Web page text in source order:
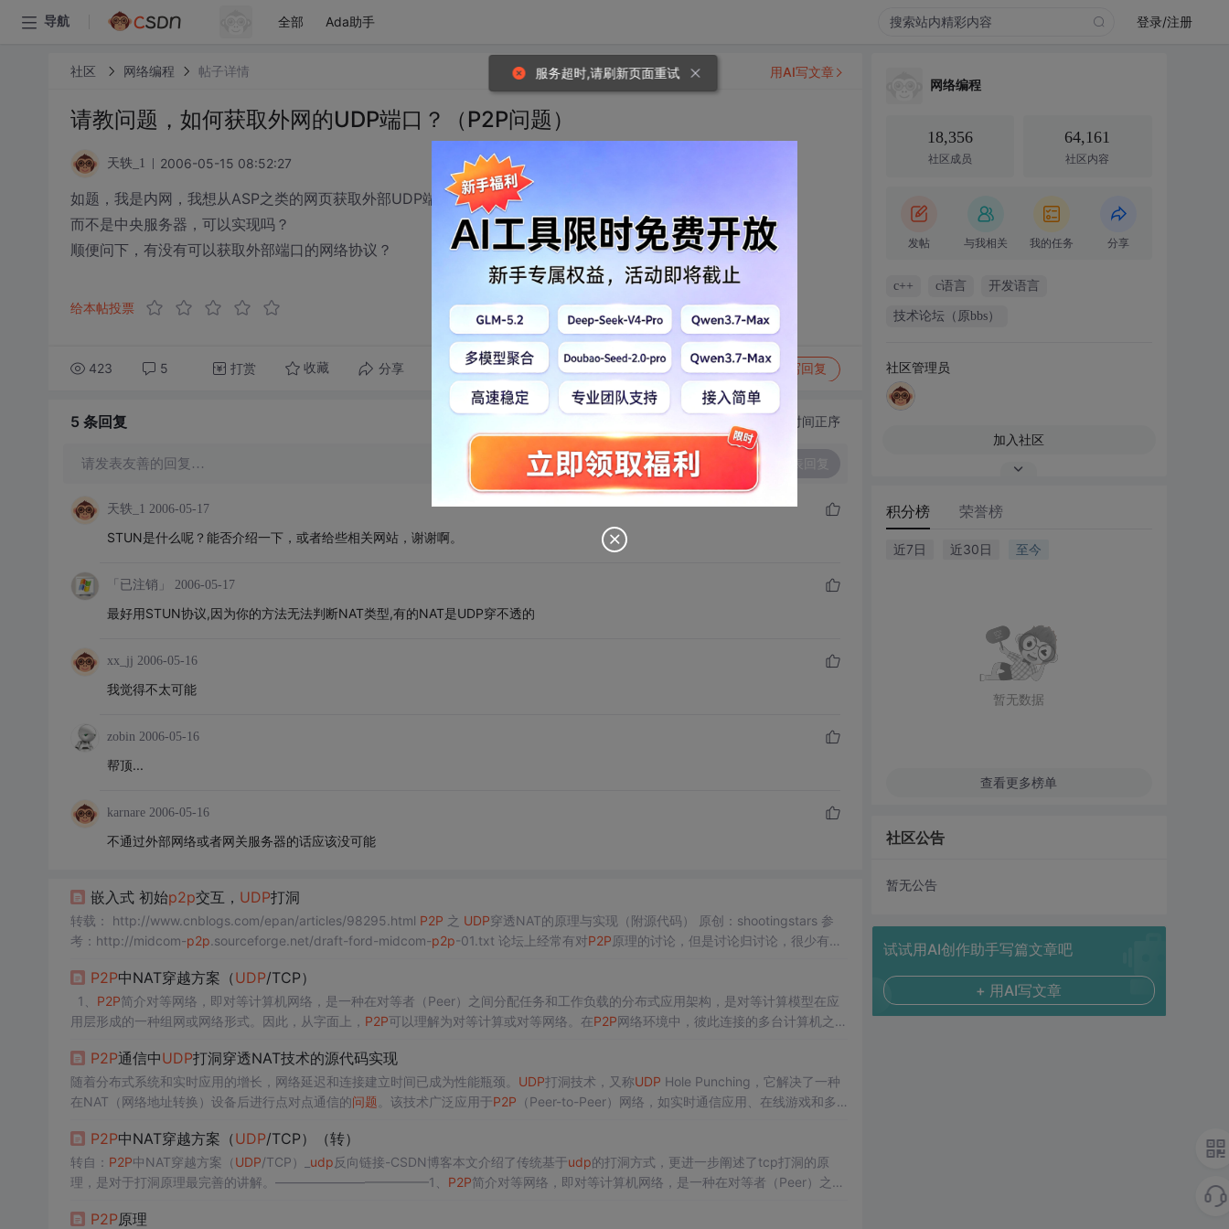
导航 全部 Ada助手 登录/注册
社区 网络编程 帖子详情
请教问题，如何获取外网的UDP端口？（P2P问题）
天轶_1 2006-05-15 08:52:27
如题，我是内网，我想从ASP之类的网页获取外部UDP端口，
而不是中央服务器，可以实现吗？
顺便问下，有没有可以获取外部端口的网络协议？
给本帖投票
423 5 打赏 收藏 分享 转发到动态 举报 写回复
用AI写文章
5 条回复 切换为时间正序
请发表友善的回复…
天轶_1 2006-05-17
STUN是什么呢？能否介绍一下，或者给些相关网站，谢谢啊。
「已注销」 2006-05-17
最好用STUN协议,因为你的方法无法判断NAT类型,有的NAT是UDP穿不透的
xx_jj 2006-05-16
我觉得不太可能
zobin 2006-05-16
帮顶...
karnare 2006-05-16
不通过外部网络或者网关服务器的话应该没可能
嵌入式 初始p2p交互， UDP打洞
转载： http://www.cnblogs.com/epan/articles/98295.html P2P 之 UDP穿透NAT的原理与实现（附源代码） 原创：shootingstars 参
考：http://midcom-p2p .sourceforge.net/draft-ford-midcom-p2p-01.txt 论坛上经常有对P2P原理的讨论，但是讨论归讨论，很少有实
P2P中NAT穿越方案（UDP/TCP）
1、 P2P简介对等网络，即对等计算机网络，是一种在对等者（Peer）之间分配任务和工作负载的分布式应用架构，是对等计算模型在应
用层形成的一种组网或网络形式。因此，从字面上， P2P可以理解为对等计算或对等网络。在P2P网络环境中，彼此连接的多台计算机之间
可以作为工作站，整个网络...
P2P通信中UDP打洞穿透NAT技术的源代码实现
随着分布式系统和实时应用的增长，网络延迟和连接建立时间已成为性能瓶颈。 UDP打洞技术，又称UDP Hole Punching，它解决了一种
在NAT（网络地址转换）设备后进行点对点通信的问题 。该技术广泛应用于P2P （Peer-to-Peer）网络，如实时通信应用、在线游戏和多
中创建一条记录，这个映射关系可以被后续的数据包使用。
P2P中NAT穿越方案（UDP/TCP）（转）
转自： P2P中NAT穿越方案（ UDP/TCP）_ udp反向链接-CSDN博客本文介绍了传统基于udp的打洞方式，更进一步阐述了tcp打洞的原
理，是对于打洞原理最完善的讲解。————————————1、 P2P简介对等网络，即对等计算机网络，是一种在对等者（Peer）之间
算或对等网络。 在
P2P原理
网络编程
18,356
社区成员
64,161
社区内容
发帖 与我相关 我的任务 分享
c++ c语言 开发语言
技术论坛（原bbs）
社区管理员
加入社区
积分榜 荣誉榜
近7日 近30日 至今
暂无数据
查看更多榜单
社区公告
暂无公告
试试用AI创作助手写篇文章吧
+ 用AI写文章
服务超时,请刷新页面重试